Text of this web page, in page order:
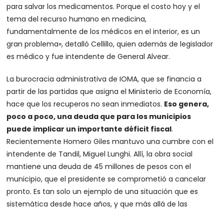
para salvar los medicamentos. Porque el costo hoy y el
tema del recurso humano en medicina,
fundamentalmente de los médicos en el interior, es un
gran problema», detalló Cellillo, quien además de legislador
es médico y fue intendente de General Alvear.
La burocracia administrativa de IOMA, que se financia a
partir de las partidas que asigna el Ministerio de Economía,
hace que los recuperos no sean inmediatos. Eso genera,
poco a poco, una deuda que para los municipios
puede implicar un importante déficit fiscal.
Recientemente Homero Giles mantuvo una cumbre con el
intendente de Tandil, Miguel Lunghi. Allí, la obra social
mantiene una deuda de 45 millones de pesos con el
municipio, que el presidente se comprometió a cancelar
pronto. Es tan solo un ejemplo de una situación que es
sistemática desde hace años, y que más allá de las